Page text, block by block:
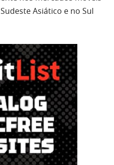
Asiático e no Sul